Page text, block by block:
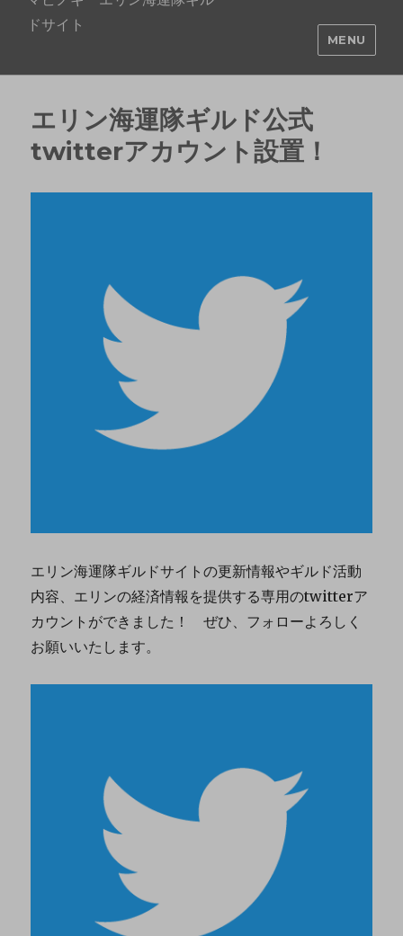
ドサイト
MENU
エリン海運隊ギルド公式
twitterアカウント設置！
エリン海運隊ギルドサイトの更新情報やギルド活動
内容、エリンの経済情報を提供する専用のtwitterア
カウントができました！ ぜひ、フォローよろしく
お願いいたします。